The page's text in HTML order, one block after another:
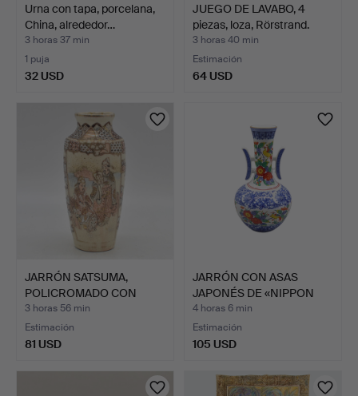
Urna con tapa, porcelana,
China, alrededor…
3 horas 37 min
1 puja
32 USD
JUEGO DE LAVABO, 4
piezas, loza, Rörstrand.
3 horas 40 min
Estimación
64 USD
JARRÓN SATSUMA,
POLICROMADO CON
DECORACIÓN…
3 horas 56 min
Estimación
81 USD
JARRÓN CON ASAS
JAPONÉS DE «NIPPON
TOKUSEI…
4 horas 6 min
Estimación
105 USD